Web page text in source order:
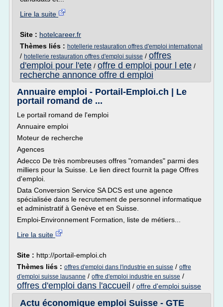
Lire la suite
Site : hotelcareer.fr
Thèmes liés : hotellerie restauration offres d'emploi international
/ hotellerie restauration offres d'emploi suisse / offres
d'emploi pour l'ete / offre d emploi pour l ete /
recherche annonce offre d emploi
Annuaire emploi - Portail-Emploi.ch | Le
portail romand de ...
Le portail romand de l'emploi
Annuaire emploi
Moteur de recherche
Agences
Adecco De très nombreuses offres "romandes" parmi des
milliers pour la Suisse. Le lien direct fournit la page Offres
d'emploi.
Data Conversion Service SA DCS est une agence
spécialisée dans le recrutement de personnel informatique
et administratif à Genève et en Suisse.
Emploi-Environnement Formation, liste de métiers...
Lire la suite
Site : http://portail-emploi.ch
Thèmes liés : offres d'emploi dans l'industrie en suisse / offre
d'emploi suisse lausanne / offre d'emploi industrie en suisse /
offres d'emploi dans l'accueil / offre d'emploi suisse
Actu économique emploi Suisse - GTE